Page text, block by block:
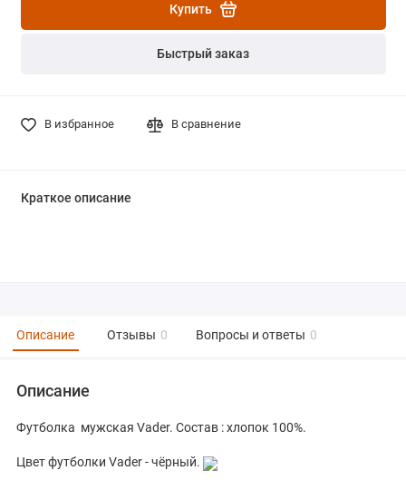
Купить
Быстрый заказ
В избранное В сравнение
Краткое описание
Описание Отзывы 0 Вопросы и ответы 0
Описание
Футболка мужская Vader. Состав : хлопок 100%.
Цвет футболки Vader - чёрный.